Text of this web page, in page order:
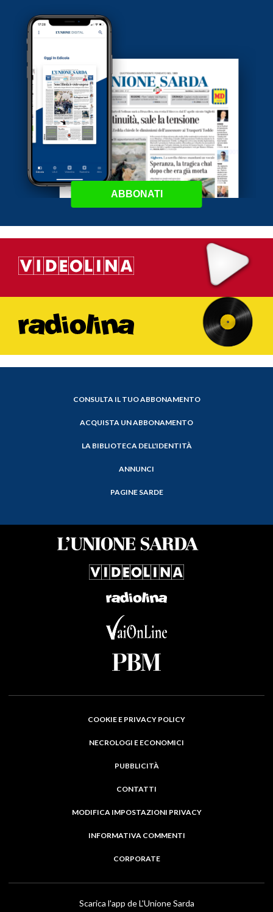
ABBONATI
CONSULTA IL TUO ABBONAMENTO
ACQUISTA UN ABBONAMENTO
LA BIBLIOTECA DELL'IDENTITÀ
ANNUNCI
PAGINE SARDE
COOKIE E PRIVACY POLICY
NECROLOGI E ECONOMICI
PUBBLICITÀ
CONTATTI
MODIFICA IMPOSTAZIONI PRIVACY
INFORMATIVA COMMENTI
CORPORATE
Scarica l'app de L'Unione Sarda